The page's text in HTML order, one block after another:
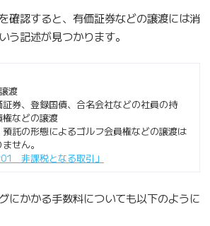
確認すると、有価証券などの譲渡には消
う記述が見つかります。
渡
券、登録国債、合名会社などの社員の持
などの譲渡
託の形態によるゴルフ会員権などの譲渡は
せん。
非課税となる取引」
にかかる手数料についても以下のように